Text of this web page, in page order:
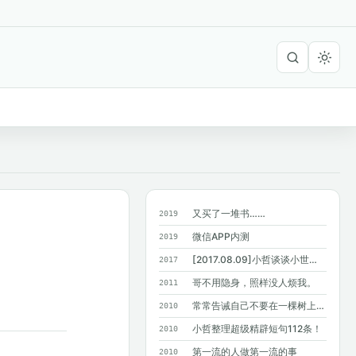
2019 又买了一堆书……
2019 微信APP内测
2017 [2017.08.09]小哲谈谈小世界六度分隔理论
2011 哥不用隐身，照样没人烦我。
2010 常常告诫自己不要在一棵树上吊死，结果…...
2010 小哲整理超级精辟短句112条！
2010 第一流的人做第一流的事